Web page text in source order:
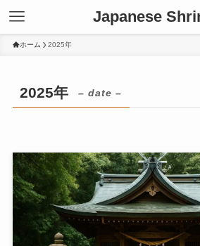
Japanese
ホーム 2025年
2025年 – date –